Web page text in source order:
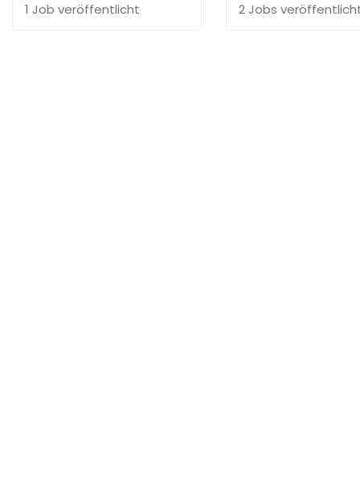
1 Job veröffentlicht 2 Jobs